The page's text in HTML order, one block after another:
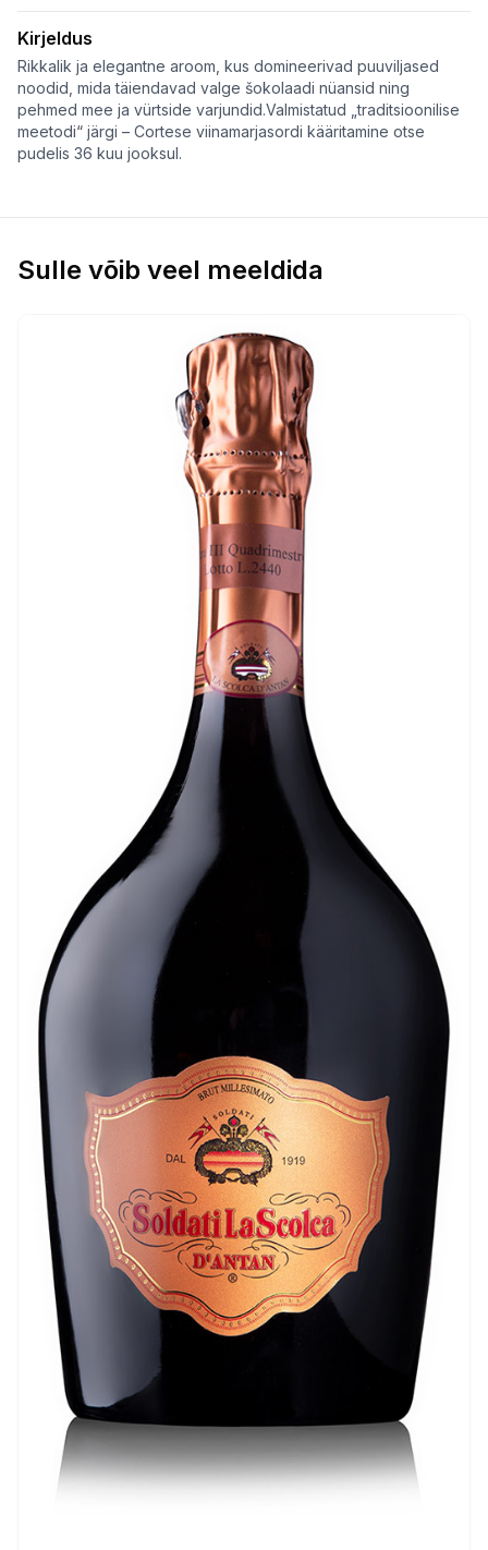
Classico
DOCG
kogus
Kirjeldus
Rikkalik ja elegantne aroom, kus domineerivad puuviljased
noodid, mida täiendavad valge šokolaadi nüansid ning
pehmed mee ja vürtside varjundid.Valmistatud „traditsioonilise
meetodi“ järgi – Cortese viinamarjasordi kääritamine otse
pudelis 36 kuu jooksul.
Sulle võib veel meeldida